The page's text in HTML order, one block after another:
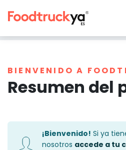
BIENVENIDO A
Resumen del
¡Bienvenido! Si ya
nosotros accede a tu